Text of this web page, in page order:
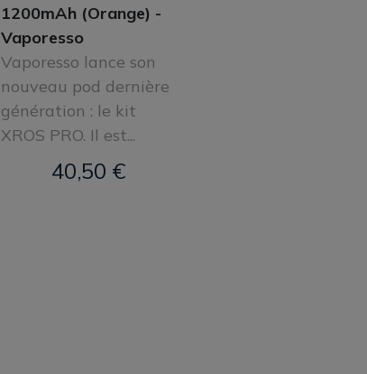
1200mAh (Orange) -
Vaporesso
Vaporesso lance son
nouveau pod dernière
génération : le kit
XROS PRO. Il est...
40,50 €